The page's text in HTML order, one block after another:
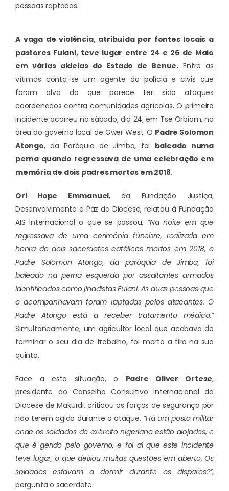
pessoas raptadas.
A vaga de violência, atribuída por fontes locais a
pastores Fulani, teve lugar entre 24 e 26 de Maio
em várias aldeias do Estado de Benue. Entre as
vítimas conta-se um agente da polícia e civis que
foram alvo do que parece ter sido ataques
coordenados contra comunidades agrícolas. O primeiro
incidente ocorreu no sábado, dia 24, em Tse Orbiam, na
área do governo local de Gwer West. O Padre Solomon
Atongo, da Paróquia de Jimba, foi baleado numa
perna quando regressava de uma celebração em
memória de dois padres mortos em 2018.
Ori Hope Emmanuel, da Fundação Justiça,
Desenvolvimento e Paz da Diocese, relatou à Fundação
AIS Internacional o que se passou. “Na noite em que
regressava de uma cerimónia fúnebre, realizada em
honra de dois sacerdotes católicos mortos em 2018, o
Padre Solomon Atongo, da paróquia de Jimba, foi
baleado na perna esquerda por assaltantes armados
identificados como jihadistas Fulani. As duas pessoas que
o acompanhavam foram raptadas pelos atacantes. O
Padre Atongo está a receber tratamento médico.”
Simultaneamente, um agricultor local que acabava de
terminar o seu dia de trabalho, foi morto a tiro na sua
quinta.
Face a esta situação, o Padre Oliver Ortese,
presidente do Conselho Consultivo Internacional da
Diocese de Makurdi, criticou as forças de segurança por
não terem agido durante o ataque. “Há um posto militar
onde os soldados do exército nigeriano estão alojados, e
que é gerido pelo governo, e foi aí que este incidente
teve lugar, o que deixou muitas questões em aberto. Os
soldados estavam a dormir durante os disparos?”,
pergunta o sacerdote.